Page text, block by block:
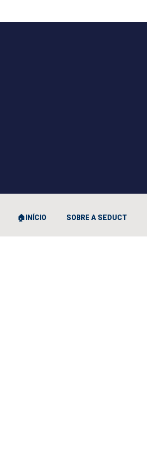
🏠INÍCIO SOBRE A SEDUCT